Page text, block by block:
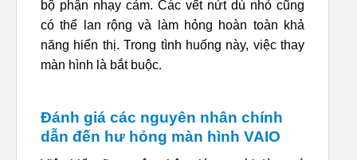
bộ phận nhạy cảm. Các vết nứt dù nhỏ cũng
có thể lan rộng và làm hỏng hoàn toàn khả
năng hiển thị. Trong tình huống này, việc thay
màn hình là bắt buộc.
Đánh giá các nguyên nhân chính
dẫn đến hư hỏng màn hình VAIO